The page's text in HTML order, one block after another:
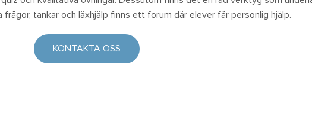
frågor, tankar och läxhjälp finns ett forum där elever får personlig hjälp.
KONTAKTA OSS